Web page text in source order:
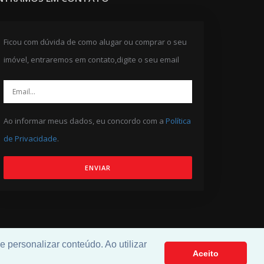
personalizar conteúdo. Ao utilizar
Aceito
Ficou com dúvida de como alugar ou comprar o seu
imóvel, entraremos em contato,digite o seu email
Ao informar meus dados, eu concordo com a Política
de Privacidade.
ENVIAR